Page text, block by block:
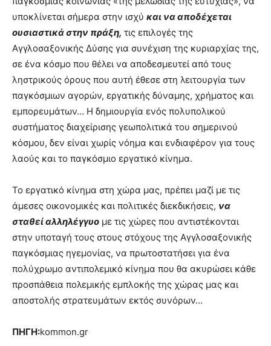
υποκλίνεται σήμερα στην ισχύ και να αποδέχεται
ουσιαστικά στην πράξη, τις επιλογές της
Αγγλοσαξονικής Δύσης για συνέχιση της κυριαρχίας της,
σε ένα κόσμο που θέλει να αποδεσμευτεί από τους
ληστρικούς όρους που αυτή έθεσε στη λειτουργία των
παγκόσμιων αγορών, εργατικής δύναμης, χρήματος και
εμπορευμάτων… Η δημιουργία ενός πολυπολικού
συστήματος διαχείρισης γεωπολιτικά του σημερινού
κόσμου, δεν είναι χωρίς νόημα και ενδιαφέρον για τους
λαούς και το παγκόσμιο εργατικό κίνημα.
Το εργατικό κίνημα στη χώρα μας, πρέπει μαζί με τις
άμεσες οικονομικές και πολιτικές διεκδικήσεις, να
σταθεί αλληλέγγυο με τις χώρες που αντιστέκονται
στην υποταγή τους στους στόχους της Αγγλοσαξονικής
παγκόσμιας ηγεμονίας, να πρωτοστατήσει για ένα
πολύχρωμο αντιπολεμικό κίνημα που θα ακυρώσει κάθε
προσπάθεια πολεμικής εμπλοκής της χώρας μας και
αποστολής στρατευμάτων εκτός συνόρων…
ΠΗΓΗ:kommon.gr